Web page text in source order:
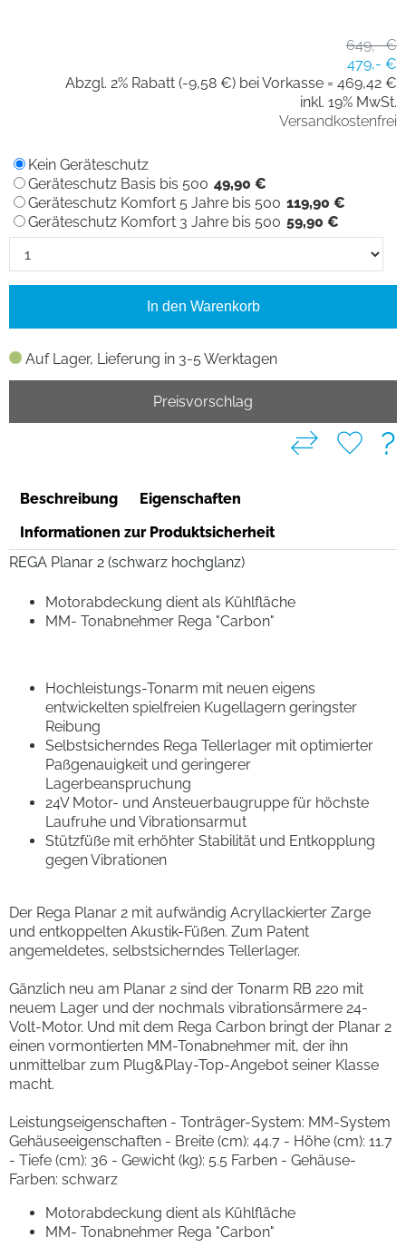
649,- €
479,- €
Abzgl. 2% Rabatt (-9,58 €) bei Vorkasse = 469,42 €
inkl. 19% MwSt.
Versandkostenfrei
Auf Lager, Lieferung in 3-5 Werktagen
Kein Geräteschutz
Geräteschutz Basis bis 500 49,90 €
Geräteschutz Komfort 5 Jahre bis 500 119,90 €
Geräteschutz Komfort 3 Jahre bis 500 59,90 €
In den Warenkorb
Preisvorschlag
?
Beschreibung
Eigenschaften
Informationen zur Produktsicherheit
REGA Planar 2 (schwarz hochglanz)
Motorabdeckung dient als Kühlfläche
MM- Tonabnehmer Rega "Carbon"
Hochleistungs-Tonarm mit neuen eigens
entwickelten spielfreien Kugellagern geringster
Reibung
Selbstsicherndes Rega Tellerlager mit optimierter
Paßgenauigkeit und geringerer
Lagerbeanspruchung
24V Motor- und Ansteuerbaugruppe für höchste
Laufruhe und Vibrationsarmut
Stützfüße mit erhöhter Stabilität und Entkopplung
gegen Vibrationen
Der Rega Planar 2 mit aufwändig Acryllackierter Zarge
und entkoppelten Akustik-Füßen. Zum Patent
angemeldetes, selbstsicherndes Tellerlager.
Gänzlich neu am Planar 2 sind der Tonarm RB 220 mit
neuem Lager und der nochmals vibrationsärmere 24-
Volt-Motor. Und mit dem Rega Carbon bringt der Planar 2
einen vormontierten MM-Tonabnehmer mit, der ihn
unmittelbar zum Plug&Play-Top-Angebot seiner Klasse
macht.
Leistungseigenschaften - Tonträger-System: MM-System
Gehäuseeigenschaften - Breite (cm): 44.7 - Höhe (cm): 11.7
- Tiefe (cm): 36 - Gewicht (kg): 5.5 Farben - Gehäuse-
Farben: schwarz
Motorabdeckung dient als Kühlfläche
MM- Tonabnehmer Rega "Carbon"